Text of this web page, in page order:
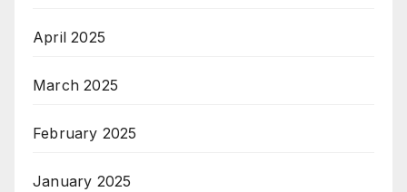
April 2025
March 2025
February 2025
January 2025